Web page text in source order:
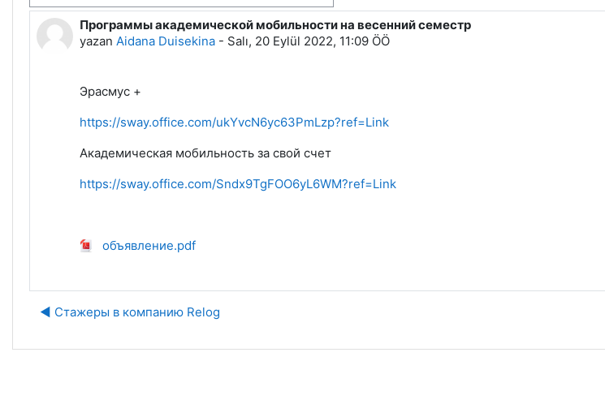
Программы академической мобильности на весенний семестр
yazan Aidana Duisekina - Salı, 20 Eylül 2022, 11:09 ÖÖ
Yanıt sayısı: 0
Эрасмус +
https://sway.office.com/ukYvcN6yc63PmLzp?ref=Link
Академическая мобильность за свой счет
https://sway.office.com/Sndx9TgFOO6yL6WM?ref=Link
объявление.pdf
◀︎ Стажеры в компанию Relog